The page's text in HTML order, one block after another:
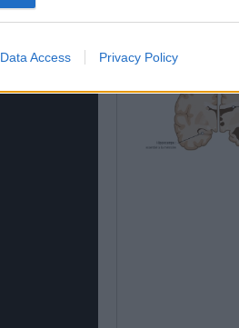
Data Access Privacy Policy
maladie ...